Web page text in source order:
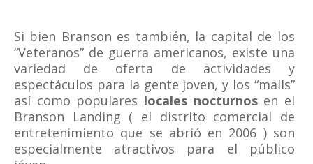
Si bien Branson es también, la capital de los
“Veteranos” de guerra americanos, existe una
variedad de oferta de actividades y
espectáculos para la gente joven, y los “malls”
así como populares locales nocturnosen el
Branson Landing ( el distrito comercial de
entretenimiento que se abrió en 2006 ) son
especialmente atractivos para el público